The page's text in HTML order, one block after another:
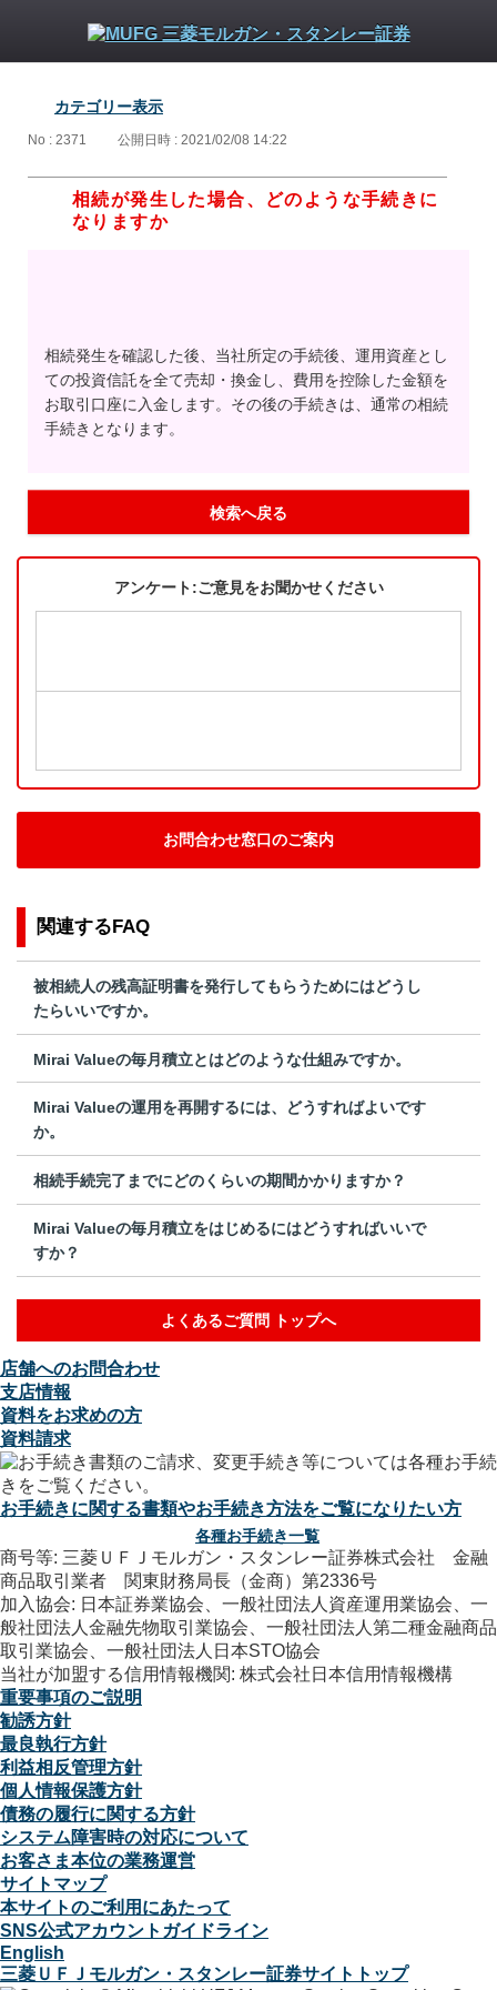
カテゴリー表示
No : 2371 公開日時 : 2021/02/08 14:22
相続が発生した場合、どのような手続きに
なりますか
相続発生を確認した後、当社所定の手続後、運用資産とし
ての投資信託を全て売却・換金し、費用を控除した金額を
お取引口座に入金します。その後の手続きは、通常の相続
手続きとなります。
検索へ戻る
アンケート:ご意見をお聞かせください
お問合わせ窓口のご案内
関連するFAQ
被相続人の残高証明書を発行してもらうためにはどうし
たらいいですか。
Mirai Valueの毎月積立とはどのような仕組みですか。
Mirai Valueの運用を再開するには、どうすればよいです
か。
相続手続完了までにどのくらいの期間かかりますか？
Mirai Valueの毎月積立をはじめるにはどうすればいいで
すか？
よくあるご質問 トップへ
店舗へのお問合わせ
支店情報
資料をお求めの方
資料請求
お手続きに関する書類やお手続き方法をご覧になりたい方
各種お手続き一覧
商号等: 三菱ＵＦＪモルガン・スタンレー証券株式会社 金融
商品取引業者 関東財務局長（金商）第2336号
加入協会: 日本証券業協会、一般社団法人資産運用業協会、一
般社団法人金融先物取引業協会、一般社団法人第二種金融商品
取引業協会、一般社団法人日本STO協会
当社が加盟する信用情報機関: 株式会社日本信用情報機構
重要事項のご説明
勧誘方針
最良執行方針
利益相反管理方針
個人情報保護方針
債務の履行に関する方針
システム障害時の対応について
お客さま本位の業務運営
サイトマップ
本サイトのご利用にあたって
SNS公式アカウントガイドライン
English
三菱ＵＦＪモルガン・スタンレー証券サイトトップ